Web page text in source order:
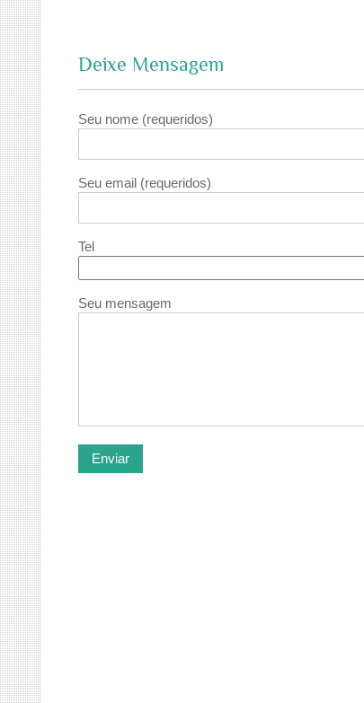
Deixe Mensagem
Seu nome (requeridos)
Seu email (requeridos)
Tel
Seu mensagem